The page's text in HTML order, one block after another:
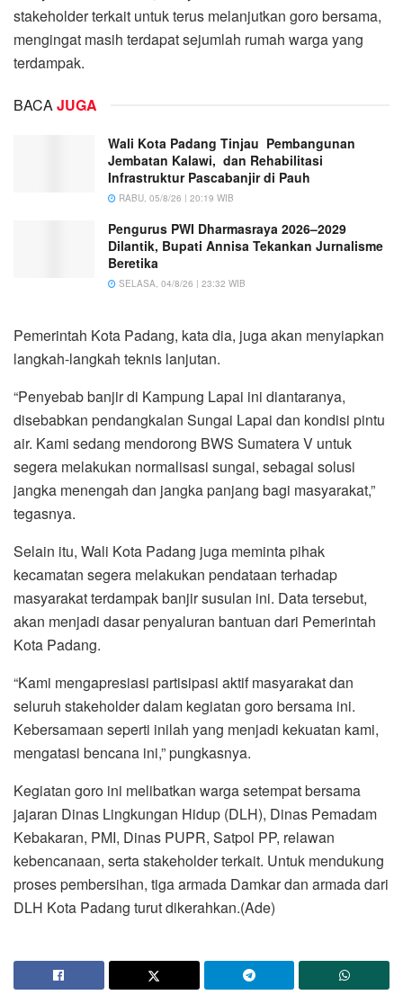
stakeholder terkait untuk terus melanjutkan goro bersama,
mengingat masih terdapat sejumlah rumah warga yang
terdampak.
BACAJUGA
Wali Kota Padang Tinjau Pembangunan
Jembatan Kalawi, dan Rehabilitasi
Infrastruktur Pascabanjir di Pauh
RABU, 05/8/26 | 20:19 WIB
Pengurus PWI Dharmasraya 2026–2029
Dilantik, Bupati Annisa Tekankan Jurnalisme
Beretika
SELASA, 04/8/26 | 23:32 WIB
Pemerintah Kota Padang, kata dia, juga akan menyiapkan
langkah-langkah teknis lanjutan.
“Penyebab banjir di Kampung Lapai ini diantaranya,
disebabkan pendangkalan Sungai Lapai dan kondisi pintu
air. Kami sedang mendorong BWS Sumatera V untuk
segera melakukan normalisasi sungai, sebagai solusi
jangka menengah dan jangka panjang bagi masyarakat,”
tegasnya.
Selain itu, Wali Kota Padang juga meminta pihak
kecamatan segera melakukan pendataan terhadap
masyarakat terdampak banjir susulan ini. Data tersebut,
akan menjadi dasar penyaluran bantuan dari Pemerintah
Kota Padang.
“Kami mengapresiasi partisipasi aktif masyarakat dan
seluruh stakeholder dalam kegiatan goro bersama ini.
Kebersamaan seperti inilah yang menjadi kekuatan kami,
mengatasi bencana ini,” pungkasnya.
Kegiatan goro ini melibatkan warga setempat bersama
jajaran Dinas Lingkungan Hidup (DLH), Dinas Pemadam
Kebakaran, PMI, Dinas PUPR, Satpol PP, relawan
kebencanaan, serta stakeholder terkait. Untuk mendukung
proses pembersihan, tiga armada Damkar dan armada dari
DLH Kota Padang turut dikerahkan.(Ade)